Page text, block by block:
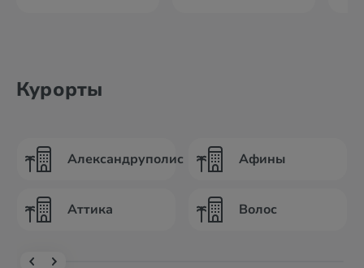
Курорты
Александруполис
Аттика
Афины
Волос